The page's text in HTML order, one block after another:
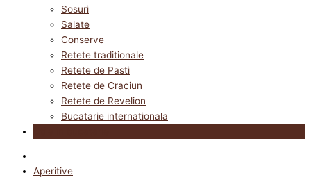
Sosuri
Salate
Conserve
Retete traditionale
Retete de Pasti
Retete de Craciun
Retete de Revelion
Bucatarie internationala
Aperitive